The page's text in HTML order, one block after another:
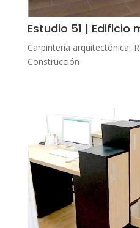
Estudio 51 | Edificio
Carpintería arquitectónica,
Construcción